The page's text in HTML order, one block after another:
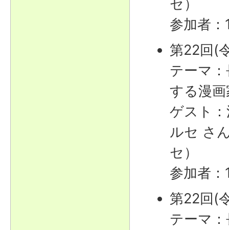
セ）
参加者：
第22回(
テーマ
する漫
ゲスト
ルセ さ
セ）
参加者：
第22回(
テーマ